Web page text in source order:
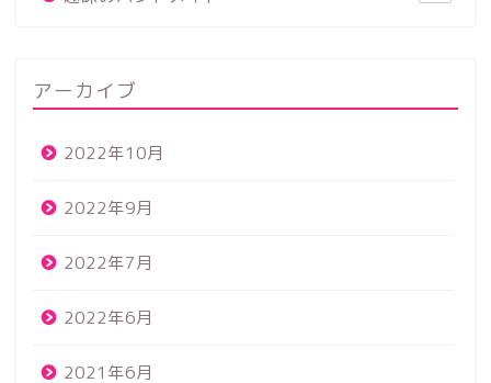
アーカイブ
2022年10月
2022年9月
2022年7月
2022年6月
2021年6月